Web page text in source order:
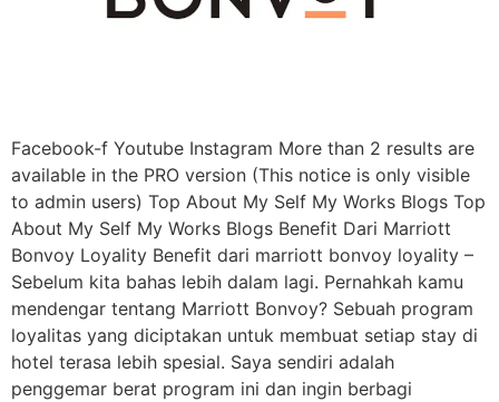
Facebook-f Youtube Instagram More than 2 results are
available in the PRO version (This notice is only visible
to admin users) Top About My Self My Works Blogs Top
About My Self My Works Blogs Benefit Dari Marriott
Bonvoy Loyality Benefit dari marriott bonvoy loyality –
Sebelum kita bahas lebih dalam lagi. Pernahkah kamu
mendengar tentang Marriott Bonvoy? Sebuah program
loyalitas yang diciptakan untuk membuat setiap stay di
hotel terasa lebih spesial. Saya sendiri adalah
penggemar berat program ini dan ingin berbagi